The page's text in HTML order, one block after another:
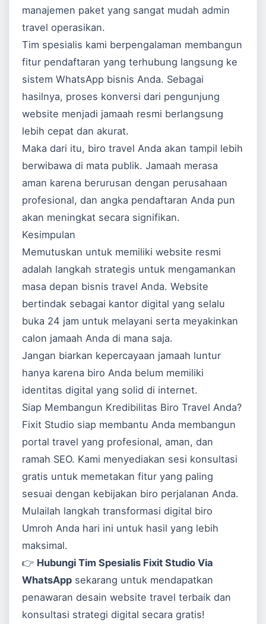
manajemen paket yang sangat mudah admin
travel operasikan.
Tim spesialis kami berpengalaman membangun
fitur pendaftaran yang terhubung langsung ke
sistem WhatsApp bisnis Anda. Sebagai
hasilnya, proses konversi dari pengunjung
website menjadi jamaah resmi berlangsung
lebih cepat dan akurat.
Maka dari itu, biro travel Anda akan tampil lebih
berwibawa di mata publik. Jamaah merasa
aman karena berurusan dengan perusahaan
profesional, dan angka pendaftaran Anda pun
akan meningkat secara signifikan.
Kesimpulan
Memutuskan untuk memiliki website resmi
adalah langkah strategis untuk mengamankan
masa depan bisnis travel Anda. Website
bertindak sebagai kantor digital yang selalu
buka 24 jam untuk melayani serta meyakinkan
calon jamaah Anda di mana saja.
Jangan biarkan kepercayaan jamaah luntur
hanya karena biro Anda belum memiliki
identitas digital yang solid di internet.
Siap Membangun Kredibilitas Biro Travel Anda?
Fixit Studio siap membantu Anda membangun
portal travel yang profesional, aman, dan
ramah SEO. Kami menyediakan sesi konsultasi
gratis untuk memetakan fitur yang paling
sesuai dengan kebijakan biro perjalanan Anda.
Mulailah langkah transformasi digital biro
Umroh Anda hari ini untuk hasil yang lebih
maksimal.
👉 Hubungi Tim Spesialis Fixit Studio Via
WhatsApp sekarang untuk mendapatkan
penawaran desain website travel terbaik dan
konsultasi strategi digital secara gratis!